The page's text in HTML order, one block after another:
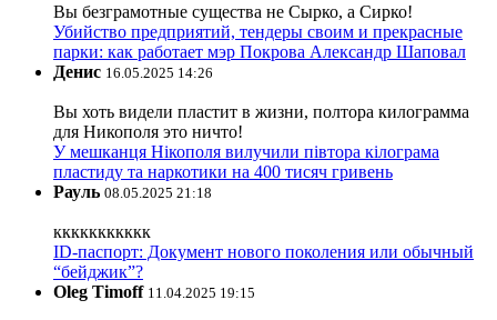
Вы безграмотные существа не Сырко, а Сирко!
Убийство предприятий, тендеры своим и прекрасные
парки: как работает мэр Покрова Александр Шаповал
Денис 16.05.2025 14:26
Вы хоть видели пластит в жизни, полтора килограмма
для Никополя это ничто!
У мешканця Нікополя вилучили півтора кілограма
пластиду та наркотики на 400 тисяч гривень
Рауль 08.05.2025 21:18
ккккккккккк
ID-паспорт: Документ нового поколения или обычный
“бейджик”?
Oleg Timoff 11.04.2025 19:15